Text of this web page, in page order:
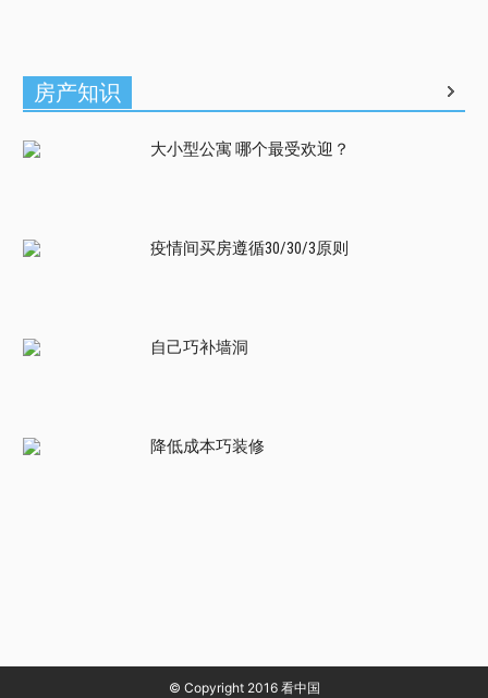
房产知识
大小型公寓 哪个最受欢迎？
疫情间买房遵循30/30/3原则
自己巧补墙洞
降低成本巧装修
© Copyright 2016 看中国